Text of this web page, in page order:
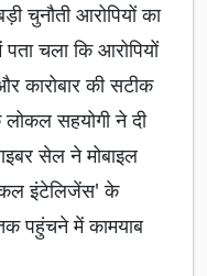
चुनौती आरोपियों का
चला कि आरोपियों
और कारोबार की सटीक
लोकल सहयोगी ने दी
सेल ने मोबाइल
इंटेलिजेंस' के
पहुंचने में कामयाब